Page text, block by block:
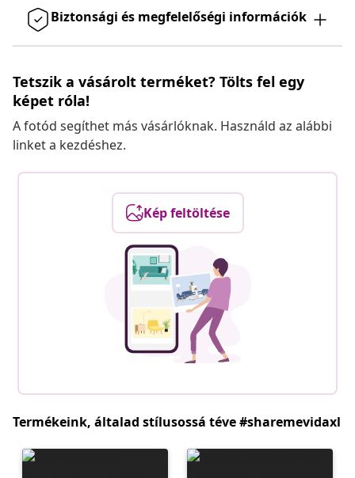
Biztonsági és megfelelőségi információk
Tetszik a vásárolt terméket? Tölts fel egy
képet róla!
A fotód segíthet más vásárlóknak. Használd az alábbi
linket a kezdéshez.
Kép feltöltése
Termékeink, általad stílusossá téve #sharemevidaxl